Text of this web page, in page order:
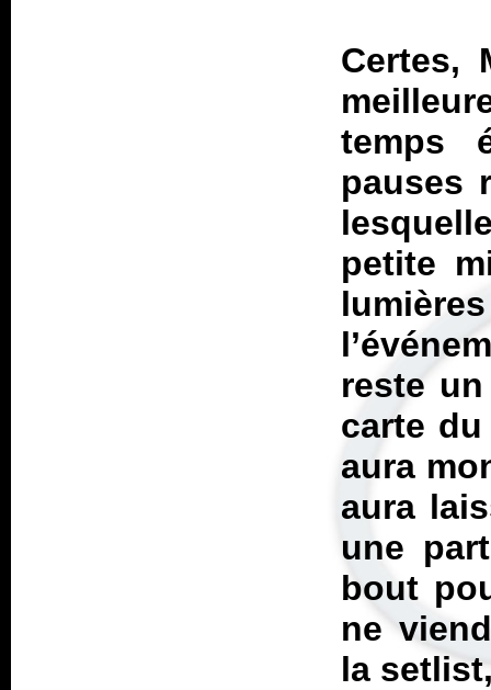
Certes,
temps
pauses
petite
reste
carte
aura
aura
une
bout
ne
la